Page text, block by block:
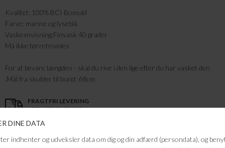
Kvalitet: 100% BCI Bomuld
Farve: marine og lyseblå
Vaskeanvisning:Finvask 40 grader
Må ikke tørretromles
For at bevare længden - skal du rive i den lige efter du har vasket den
.Mål fra skulder til bund: 68cm
FRAGTFRI LEVERING
VED KØB OVER 500,-
14 DAGES RETURRET